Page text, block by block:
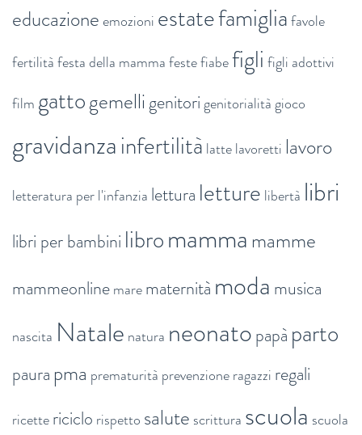
educazioneemozioni estatefamigliafavole
fertilitàfesta della mammafestefiabefigli figli adottivi
film gattogemelligenitorigenitorialitàgioco
gravidanzainfertilità lattelavoretti lavoro
letteratura per l'infanzia lettura letture libertà libri
libri per bambini libromamma mamme
mammeonlinemarematernità moda musica
nascita Natale natura neonatopapà parto
paura pma prematurità prevenzioneragazzi regali
ricettericiclo rispetto salute scrittura scuola scuola